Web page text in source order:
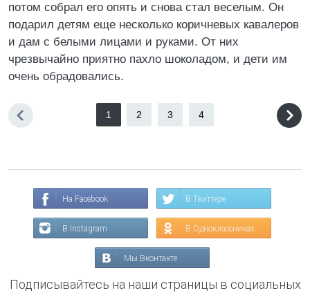
потом собрал его опять и снова стал веселым. Он
подарил детям еще несколько коричневых кавалеров
и дам с белыми лицами и руками. От них
чрезвычайно приятно пахло шоколадом, и дети им
очень обрадовались.
1 2 3 4
На Facebook В Твиттере
В Instagram В Одноклассниках
Мы Вконтакте
Подписывайтесь на наши страницы в социальных